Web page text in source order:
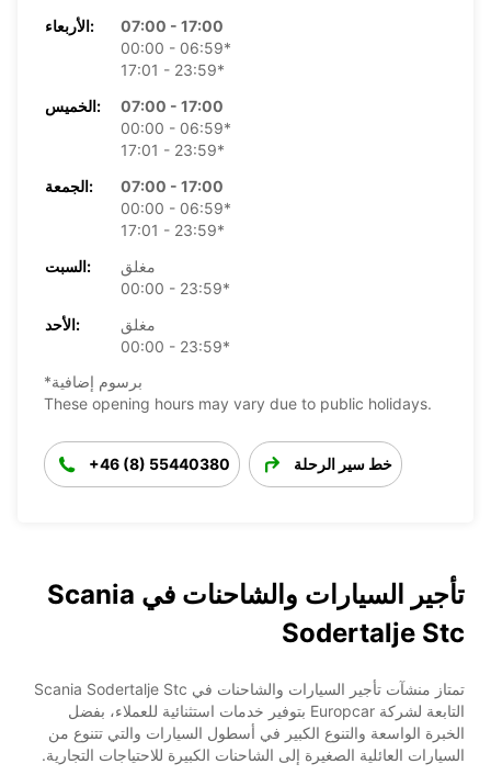
الأربعاء:
07:00 - 17:00
00:00 - 06:59*
17:01 - 23:59*
الخميس:
07:00 - 17:00
00:00 - 06:59*
17:01 - 23:59*
الجمعة:
07:00 - 17:00
00:00 - 06:59*
17:01 - 23:59*
السبت:
مغلق
00:00 - 23:59*
الأحد:
مغلق
00:00 - 23:59*
*برسوم إضافية
These opening hours may vary due to public holidays.
+46 (8) 55440380 خط سير الرحلة
تأجير السيارات والشاحنات في Scania
Sodertalje Stc
تمتاز منشآت تأجير السيارات والشاحنات في Scania Sodertalje Stc
التابعة لشركة Europcar بتوفير خدمات استثنائية للعملاء، بفضل
الخبرة الواسعة والتنوع الكبير في أسطول السيارات والتي تتنوع من
السيارات العائلية الصغيرة إلى الشاحنات الكبيرة للاحتياجات التجارية.